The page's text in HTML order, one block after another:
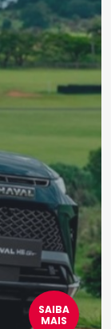
SAIBA
MAIS